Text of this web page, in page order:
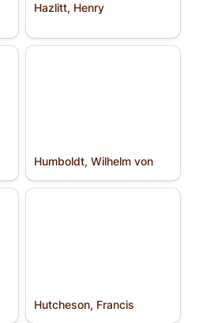
Hazlitt, Henry
Humboldt, Wilhelm von
Humboldt, Wilhelm von
Hutcheson, Francis
Hutcheson, Francis